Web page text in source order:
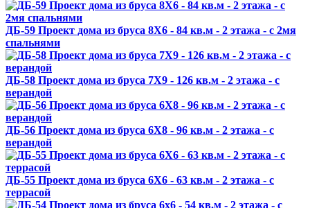
ДБ-59 Проект дома из бруса 8X6 - 84 кв.м - 2 этажа - с 2мя
спальнями
ДБ-58 Проект дома из бруса 7X9 - 126 кв.м - 2 этажа - с
верандой
ДБ-56 Проект дома из бруса 6X8 - 96 кв.м - 2 этажа - с
верандой
ДБ-55 Проект дома из бруса 6X6 - 63 кв.м - 2 этажа - с
террасой